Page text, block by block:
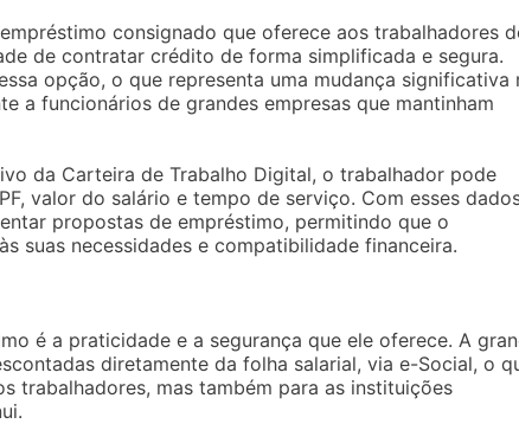
consignado que oferece aos trabalhadores
de contratar crédito de forma simplificada e segura.
opção, o que representa uma mudança significativa
a funcionários de grandes empresas que mantinham
da Carteira de Trabalho Digital, o trabalhador pode
valor do salário e tempo de serviço. Com esses
propostas de empréstimo, permitindo que o
suas necessidades e compatibilidade financeira.
é a praticidade e a segurança que ele oferece. A
diretamente da folha salarial, via e-Social, o
trabalhadores, mas também para as instituições